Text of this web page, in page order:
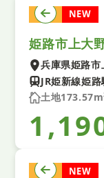
土地 NEW
兵庫県姫路市
JR姫新線姫
土地
土地 NEW